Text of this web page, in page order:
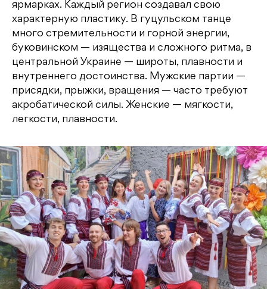
ярмарках. Каждый регион создавал свою
характерную пластику. В гуцульском танце
много стремительности и горной энергии,
буковинском — изящества и сложного ритма, в
центральной Украине — широты, плавности и
внутреннего достоинства. Мужские партии —
присядки, прыжки, вращения — часто требуют
акробатической силы. Женские — мягкости,
легкости, плавности.